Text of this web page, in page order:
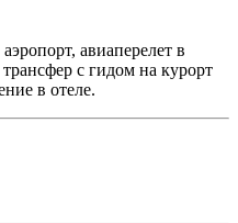
авиаперелет в
с гидом на курорт
в отеле.